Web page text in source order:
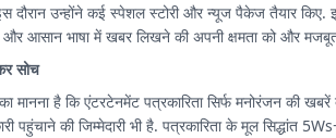
इस दौरान उन्होंने कई स्पेशल स्टोरी और न्यूज पैकेज तैयार
और आसान भाषा में खबर लिखने की अपनी क्षमता को और
सोच
का मानना है कि एंटरटेनमेंट पत्रकारिता सिर्फ मनोरंजन की
पहुंचाने की जिम्मेदारी भी है. पत्रकारिता के मूल सिद्धांत